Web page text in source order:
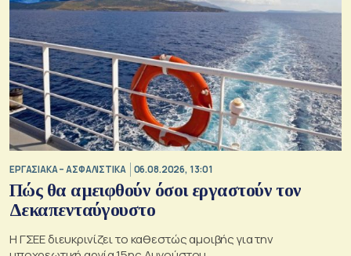
ΕΡΓΑΣΙΑΚΑ – ΑΣΦΑΛΙΣΤΙΚΑ 06.08.2026, 13:01
Πώς θα αμειφθούν όσοι εργαστούν τον
Δεκαπενταύγουστο
Η ΓΣΕΕ διευκρινίζει το καθεστώς αμοιβής για την